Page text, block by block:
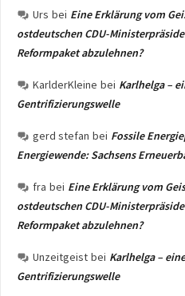
Urs bei Eine Erklärung vom
ostdeutschen CDU-
Reformpaket abzulehnen?
KarlderKleine bei Karlhelga –
Gentrifizierungswelle
gerd stefan bei Fossile
Energiewende: Sachsens
fra bei Eine Erklärung vom
ostdeutschen CDU-
Reformpaket abzulehnen?
Unzeitgeist bei Karlhelga –
Gentrifizierungswelle